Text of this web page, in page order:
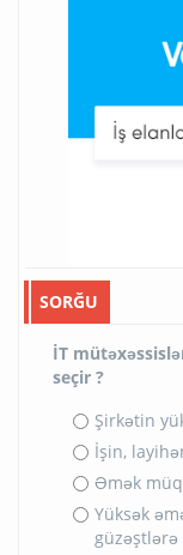
SORĞU
İT
seçir ?
Şirkətin
İşin,
Əmək
Yüksək
güzəştlərə